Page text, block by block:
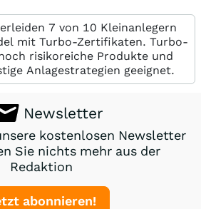
7 von 10 Kleinanlegern
mit Turbo-Zertifikaten. Turbo-
risikoreiche Produkte und
Anlagestrategien geeignet.
Newsletter
kostenlosen Newsletter
Sie nichts mehr aus der
Redaktion
abonnieren!